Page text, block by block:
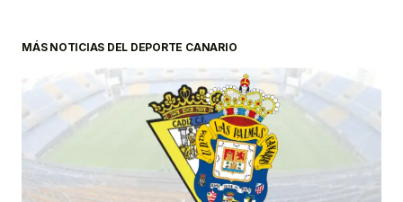
MÁS NOTICIAS DEL DEPORTE CANARIO